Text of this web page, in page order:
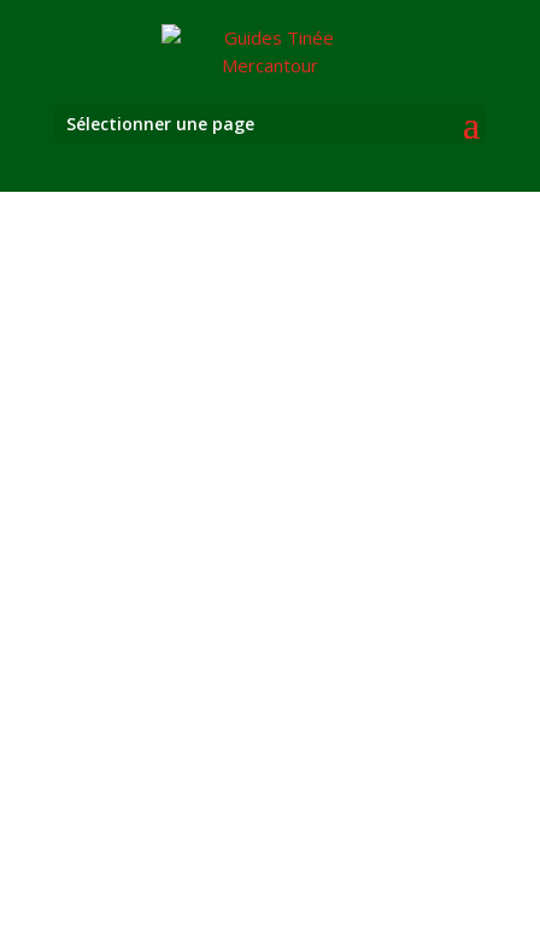
Sélectionner une page